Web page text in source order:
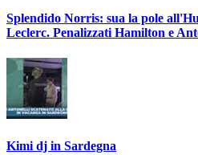
Splendido Norris: sua la pole
Leclerc. Penalizzati Hamilton e
Kimi dj in Sardegna